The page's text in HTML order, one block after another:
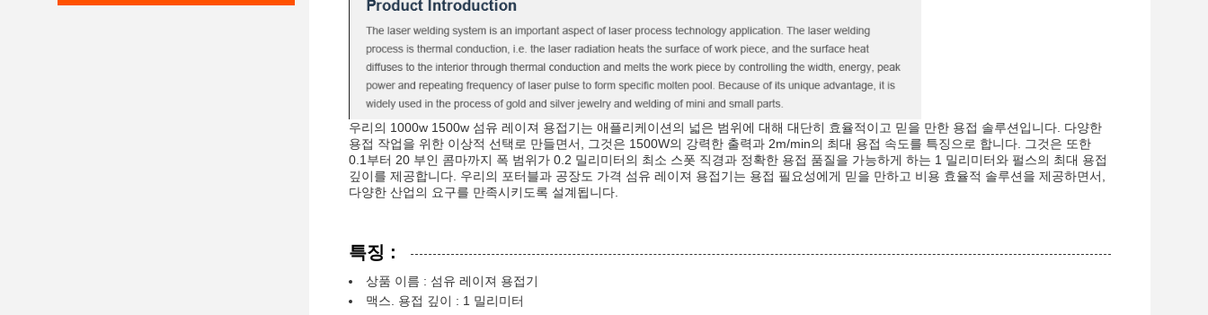
우리의 1000w 1500w 섬유 레이져 용접기는 애플리케이션의 넓은 범위에 대해 대단히 효율적이고 믿을 만한 용접 솔루션입니다. 다양한
용접 작업을 위한 이상적 선택로 만들면서, 그것은 1500W의 강력한 출력과 2m/min의 최대 용접 속도를 특징으로 합니다. 그것은 또한
0.1부터 20 부인 콤마까지 폭 범위가 0.2 밀리미터의 최소 스폿 직경과 정확한 용접 품질을 가능하게 하는 1 밀리미터와 펄스의 최대 용접
깊이를 제공합니다. 우리의 포터블과 공장도 가격 섬유 레이져 용접기는 용접 필요성에게 믿을 만하고 비용 효율적 솔루션을 제공하면서,
다양한 산업의 요구를 만족시키도록 설계됩니다.
특징 :
상품 이름 : 섬유 레이져 용접기
맥스. 용접 깊이 : 1 밀리미터